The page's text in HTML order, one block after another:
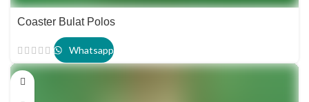
Coaster Bulat Polos
Whatsapp